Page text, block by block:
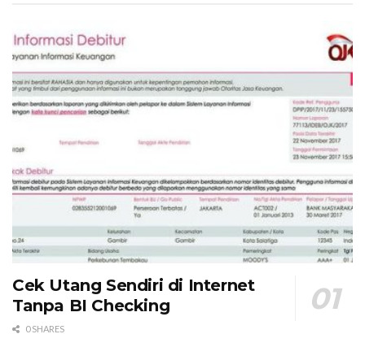
Cek Utang Sendiri di Internet
Tanpa BI Checking
0 SHARES